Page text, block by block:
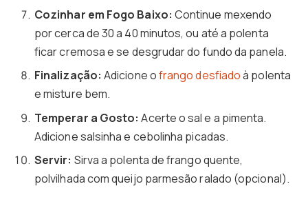
Cozinhar em Fogo Baixo: Continue mexendo
por cerca de 30 a 40 minutos, ou até a polenta
ficar cremosa e se desgrudar do fundo da panela.
Finalização: Adicione ofrango desfiadoà polenta
e misture bem.
Temperar a Gosto: Acerte o sal e a pimenta.
Adicione salsinha e cebolinha picadas.
Servir: Sirva a polenta de frango quente,
polvilhada com queijo parmesão ralado (opcional).